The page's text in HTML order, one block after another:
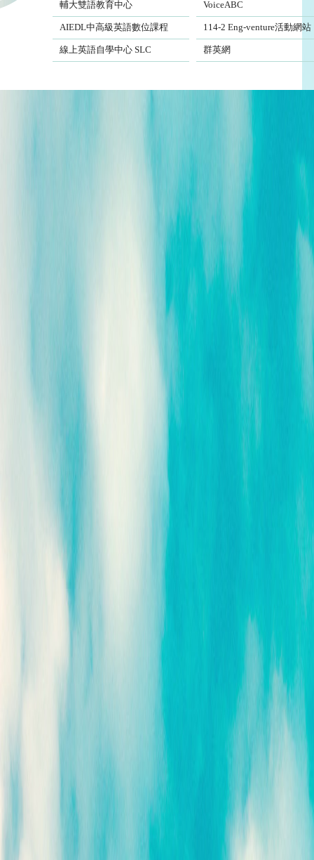
輔大雙語教育中心 VoiceABC
AIEDL中高級英語數位課程
AIEDL中高級英語數位課程
114-2 Eng-venture活動網站
Self-Learning Center
線上英語自學中心 SLC
群英網